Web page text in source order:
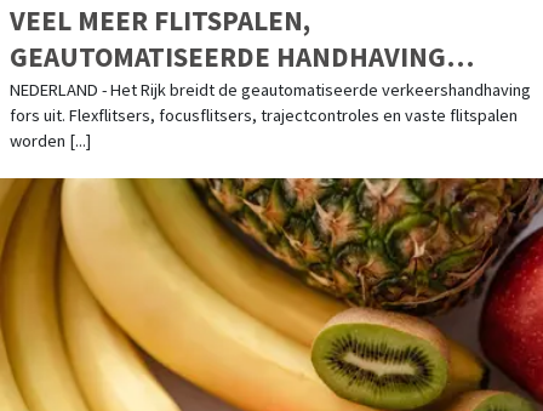
VEEL MEER FLITSPALEN,
GEAUTOMATISEERDE HANDHAVING
VERDUBBELT
NEDERLAND - Het Rijk breidt de geautomatiseerde verkeershandhaving
fors uit. Flexflitsers, focusflitsers, trajectcontroles en vaste flitspalen
worden [...]